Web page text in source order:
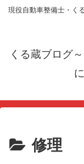
現役自動車整備士・く
くる蔵ブログ
修理